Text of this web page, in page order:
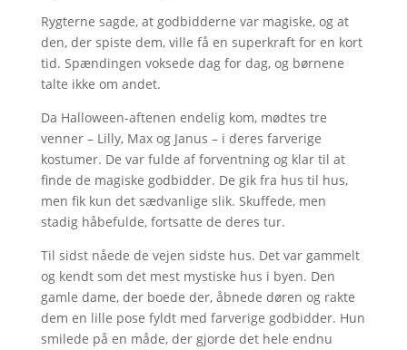
Rygterne sagde, at godbidderne var magiske, og at
den, der spiste dem, ville få en superkraft for en kort
tid. Spændingen voksede dag for dag, og børnene
talte ikke om andet.
Da Halloween-aftenen endelig kom, mødtes tre
venner – Lilly, Max og Janus – i deres farverige
kostumer. De var fulde af forventning og klar til at
finde de magiske godbidder. De gik fra hus til hus,
men fik kun det sædvanlige slik. Skuffede, men
stadig håbefulde, fortsatte de deres tur.
Til sidst nåede de vejen sidste hus. Det var gammelt
og kendt som det mest mystiske hus i byen. Den
gamle dame, der boede der, åbnede døren og rakte
dem en lille pose fyldt med farverige godbidder. Hun
smilede på en måde, der gjorde det hele endnu